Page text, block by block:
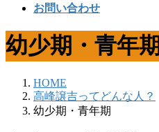
お問い合わせ
幼少期・青年期
HOME
高峰譲吉ってどんな人？
幼少期・青年期